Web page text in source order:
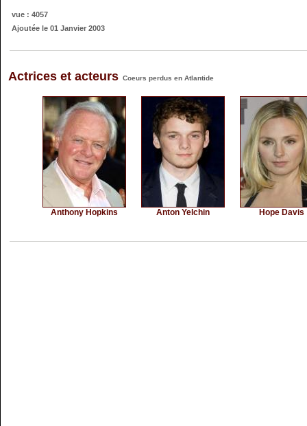
vue : 4057
Ajoutée le 01 Janvier 2003
Actrices et acteurs Coeurs perdus en Atlantide
Anthony Hopkins Anton Yelchin Hope Davis